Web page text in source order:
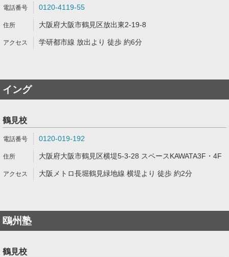
0120-4119-55
大阪府大阪市鶴見区放出東2-19-8
学研都市線 放出より 徒歩 約6分
イング
鶴見校
0120-019-192
大阪府大阪市鶴見区横堤5-3-28 スペースKAWATA3F・4F
大阪メトロ長堀鶴見緑地線 横堤より 徒歩 約2分
鴎州塾
鶴見校